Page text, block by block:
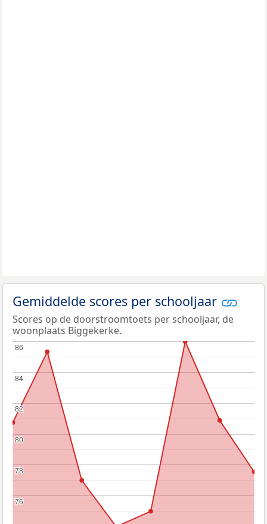
Gemiddelde scores per schooljaar
Scores op de doorstroomtoets per schooljaar, de
woonplaats Biggekerke.
76
76
78
78
80
80
82
82
84
84
86
86